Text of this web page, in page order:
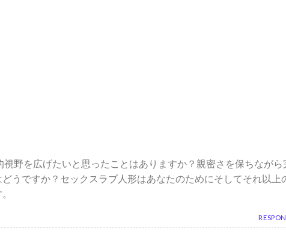
視野を広げたいと思ったことはありますか？親密さを保ちながら
うですか？セックスラブ人形はあなたのためにそしてそれ以上